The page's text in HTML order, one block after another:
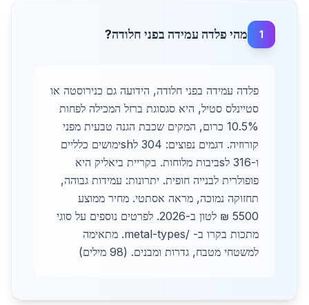
1 מהי פלדה עמידה בפני חלודה?
פלדה עמידה בפני חלודה, הידועה גם כנירוסטה או
סטיינלס סטיל, היא סגסוגת ברזל המכילה לפחות
10.5% כרום, המקים שכבת הגנה טבעית מפני
קורוזיה. דגמים נפוצים: 304 לshימושים כלליים
ו-316 לsביבות מלוחות. בקריית ביאליק היא
פופולרית לבנייה חופית. יתרונות: עמידות גבוהה,
תחזוקה נמוכה, מראה אסתטי. מחיר ממוצע
5500 ₪ לטון ב-2026. לפרטים נוספים על סוגי
מתכות בקרו ב- /metal-types. מתאימה
למשטחי מטבח, גדרות ומבנים. (98 מילים)